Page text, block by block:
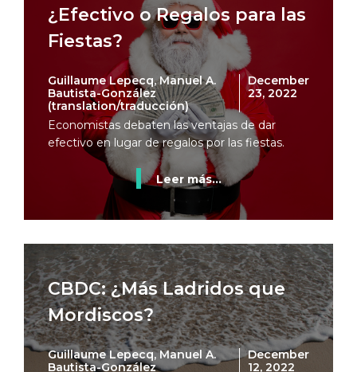
¿Efectivo o Regalos para las
Fiestas?
Guillaume Lepecq, Manuel A.
Bautista-González
(translation/traducción)
December
23, 2022
Economistas debaten las ventajas de dar
efectivo en lugar de regalos por las fiestas.
Leer más...
CBDC: ¿Más Ladridos que
Mordiscos?
Guillaume Lepecq, Manuel A.
Bautista-González
December
12, 2022